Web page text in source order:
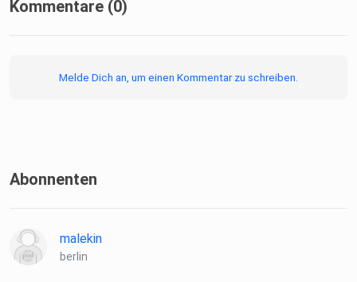
Kommentare (0)
Melde Dich an, um einen Kommentar zu schreiben.
Abonnenten
malekin
berlin